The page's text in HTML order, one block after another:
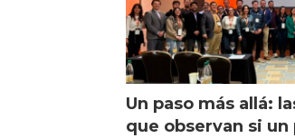
Un paso más allá:
que observan si un